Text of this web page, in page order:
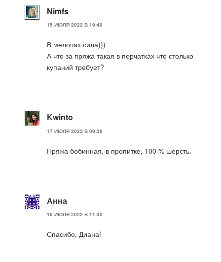
Nimfs
15 ИЮЛЯ 2022 В 19:40
В мелочах сила)))
А что за пряжа такая в перчатках что столько
купаний требует?
Kwinto
17 ИЮЛЯ 2022 В 09:38
Пряжа бобинная, в пропитке, 100 % шерсть.
Анна
16 ИЮЛЯ 2022 В 11:30
Спасибо, Диана!